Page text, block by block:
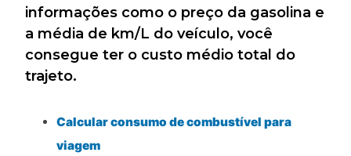
informações como o preço da gasolina e
a média de km/L do veículo, você
consegue ter o custo médio total do
trajeto.
Calcular consumo de combustível para
viagem